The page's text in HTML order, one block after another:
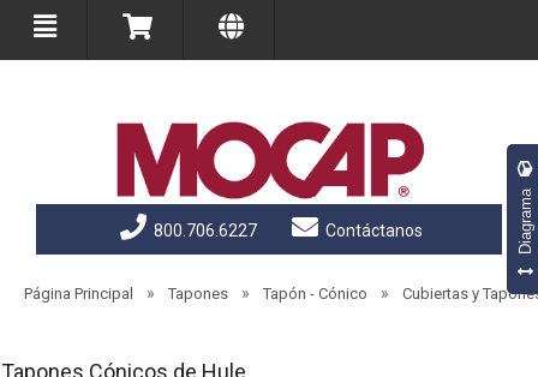
800.706.6227 Contáctanos
Página Principal » Tapones » Tapón - Cónico » Cubiertas y
Diagrama